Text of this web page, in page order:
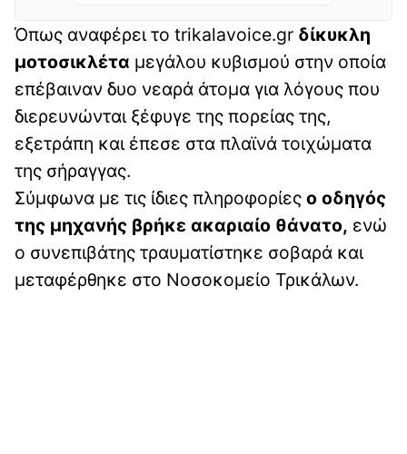
Όπως αναφέρει το trikalavoice.gr δίκυκλη
μοτοσικλέτα μεγάλου κυβισμού στην οποία
επέβαιναν δυο νεαρά άτομα για λόγους που
διερευνώνται ξέφυγε της πορείας της,
εξετράπη και έπεσε στα πλαϊνά τοιχώματα
της σήραγγας.
Σύμφωνα με τις ίδιες πληροφορίες ο οδηγός
της μηχανής βρήκε ακαριαίο θάνατο, ενώ
ο συνεπιβάτης τραυματίστηκε σοβαρά και
μεταφέρθηκε στο Νοσοκομείο Τρικάλων.